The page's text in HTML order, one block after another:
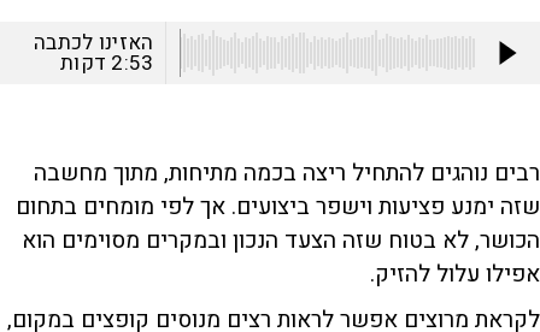
האזינו לכתבה
2:53 דקות
רבים נוהגים להתחיל ריצה בכמה מתיחות, מתוך מחשבה
שזה ימנע פציעות וישפר ביצועים. אך לפי מומחים בתחום
הכושר, לא בטוח שזה הצעד הנכון ובמקרים מסוימים הוא
אפילו עלול להזיק.
לקראת מרוצים אפשר לראות רצים מנוסים קופצים במקום,